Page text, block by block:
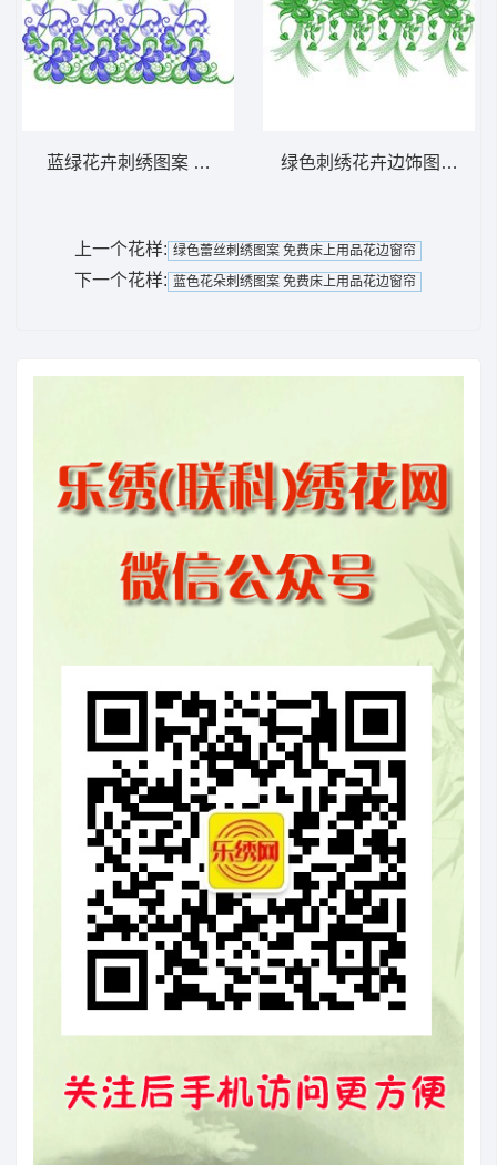
蓝绿花卉刺绣图案 免费床上用品花边窗帘绿色刺绣花卉边饰图案 免
上一个花样: 绿色蕾丝刺绣图案 免费床上用品花边窗帘
下一个花样: 蓝色花朵刺绣图案 免费床上用品花边窗帘